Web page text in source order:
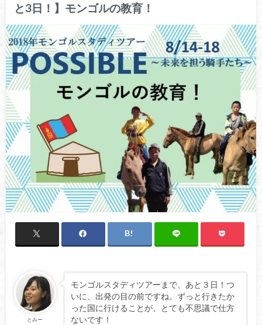
と3日！】モンゴルの教育！
とみー
モンゴルスタディツアーまで、あと３日！つ
いに、出発の目の前ですね。ずっと行きたか
った国に行けることが、とても不思議で仕方
ないです！